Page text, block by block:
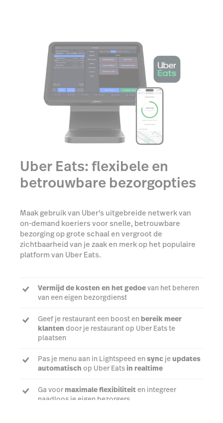
Uber Eats: flexibele en
betrouwbare bezorgopties
Maak gebruik van Uber's uitgebreide netwerk van
on-demand koeriers voor snelle, betrouwbare
bezorging op grote schaal en vergroot de
zichtbaarheid van je zaak en merk op het populaire
Vermijd de kosten en het gedoevan het beheren
Geef je restaurant een boost enbereik meer
klantendoor je restaurant op Uber Eats te
plaatsen
Pas je menu aan in Lightspeed en
Ga voor maximale flexibiliteiten integreer
naadloos je eigen bezorgers
Praat met een expert